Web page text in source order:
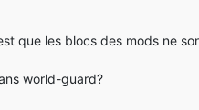
que les blocs des mods ne
world-guard?